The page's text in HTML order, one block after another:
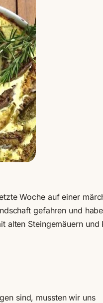
Woche auf einer
gefahren und
Steingemäuern
sind, mussten wir uns